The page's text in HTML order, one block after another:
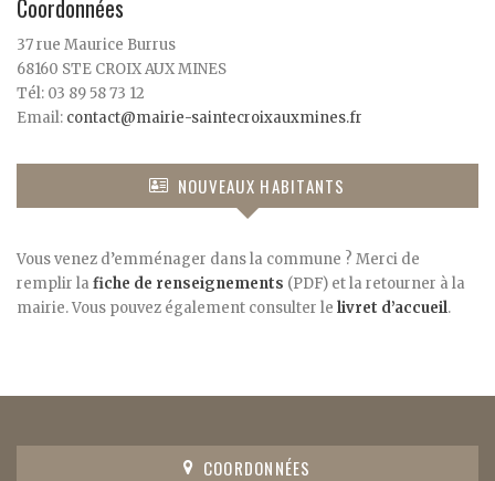
Coordonnées
37 rue Maurice Burrus
68160 STE CROIX AUX MINES
Tél: 03 89 58 73 12
Email: contact@mairie-saintecroixauxmines.fr
NOUVEAUX HABITANTS
Vous venez d’emménager dans la commune ? Merci de
remplir la fiche de renseignements (PDF) et la retourner à la
mairie. Vous pouvez également consulter le livret d’accueil.
COORDONNÉES